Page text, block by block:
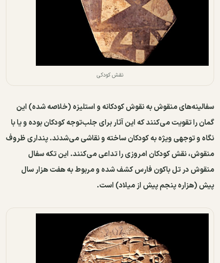
نقش کودکی
سفالینه‌های منقوش به نقوش کودکانه و استلیزه (خلاصه شده) این
گمان را تقویت می‌کنند که این آثار برای جلب‌توجه کودکان بوده و یا با
نگاه و توجهی ویژه به کودکان ساخته و نقاشی می‌شدند. پنداری ظروف
منقوش، نقش کودکان امروزی را تداعی می‌کنند. این تکه سفال
منقوش در تل باکون فارس کشف شده و مربوط به هفت هزار سال
پیش (هزاره ‌پنجم پیش ‌از میلاد) است.